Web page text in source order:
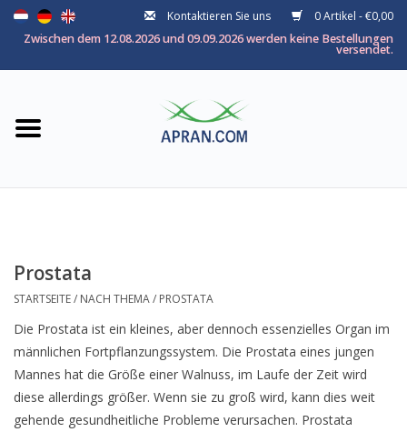
Kontaktieren Sie uns
0 Artikel - €0,00
Zwischen dem 12.08.2026 und 09.09.2026 werden keine Bestellungen
versendet.
Startseite
Kategorie
Nach thema
Prostata
STARTSEITE/ NACH THEMA/ PROSTATA
Die Prostata ist ein kleines, aber dennoch essenzielles Organ im
männlichen Fortpflanzungssystem. Die Prostata eines jungen
Mannes hat die Größe einer Walnuss, im Laufe der Zeit wird
diese allerdings größer. Wenn sie zu groß wird, kann dies weit
gehende gesundheitliche Probleme verursachen. Prostata